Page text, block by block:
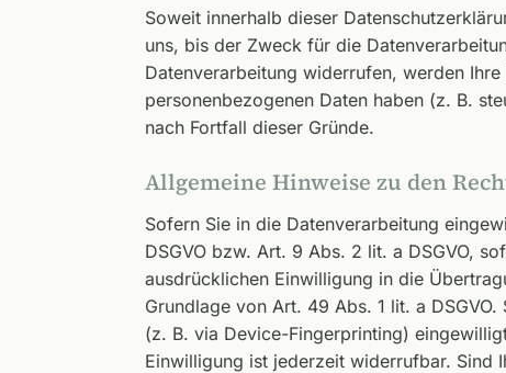
Soweit innerhalb dieser
uns, bis der Zweck für die
Datenverarbeitung widerrufen, werden
personenbezogenen Daten haben (z. B.
nach Fortfall dieser Gründe.
Allgemeine Hinweise zu den
Sofern Sie in die Datenverarbeitung
DSGVO bzw. Art. 9 Abs. 2 lit. a DSGVO,
ausdrücklichen Einwilligung in die
Grundlage von Art. 49 Abs. 1 lit. a
(z. B. via Device-Fingerprinting)
Einwilligung ist jederzeit widerrufbar. Sind